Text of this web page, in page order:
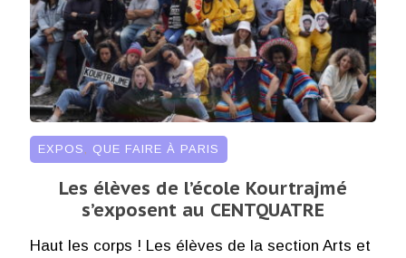
EXPOS QUE FAIRE À PARIS
Les élèves de l’école Kourtrajmé
s’exposent au CENTQUATRE
Haut les corps ! Les élèves de la section Arts et